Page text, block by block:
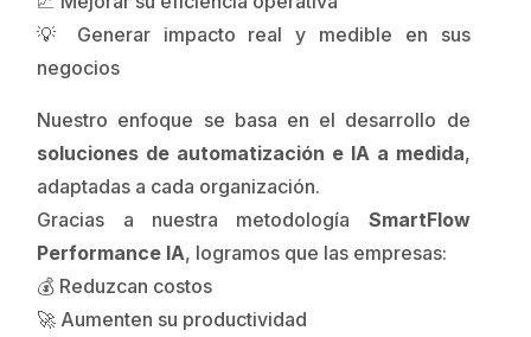
💡 Generar impacto real y medible en sus
negocios
Nuestro enfoque se basa en el desarrollo de
soluciones de automatización e IA a medida,
adaptadas a cada organización.
Gracias a nuestra metodología SmartFlow
Performance IA, logramos que las empresas:
💰 Reduzcan costos
🚀 Aumenten su productividad